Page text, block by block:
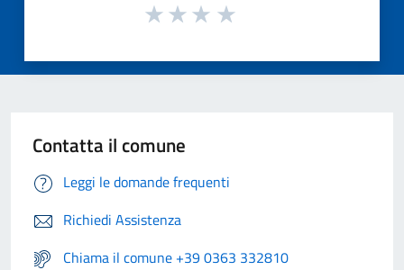
Contatta il comune
Leggi le domande frequenti
Richiedi Assistenza
Chiama il comune +39 0363 332810